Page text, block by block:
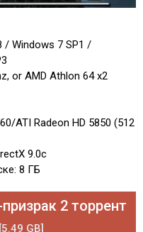
/ Windows 7 SP1 /
or AMD Athlon 64 x2
ATI Radeon HD 5850 (512
9.0c
8 ГБ
2 торрент
GB]